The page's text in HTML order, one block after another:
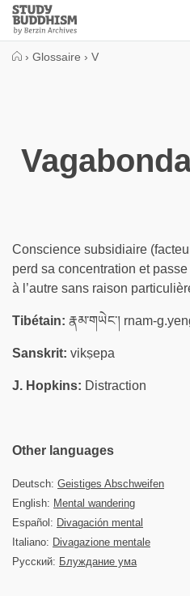
Close
Study
Buddhism
› Glossaire › V
Conscience subsidiaire
perd sa concentration et
à l’autre sans raison
Tibétain: རྣམ་གཡེང་། rnam-
Sanskrit: vikṣepa
J. Hopkins: Distraction
Other languages
Deutsch: Geistiges Abschweifen
English: Mental wandering
Español: Divagación mental
Italiano: Divagazione mentale
Русский: Блуждание ума